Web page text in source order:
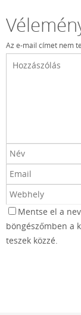
Az e-mail címet nem
Mentse el a
böngészőmben a
teszek közzé.